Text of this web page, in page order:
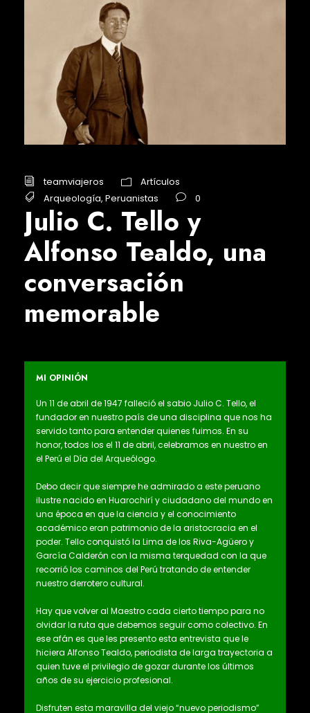
teamviajeros
Artículos
Arqueología, Peruanistas 0
Julio C. Tello y
Alfonso Tealdo, una
conversación
memorable
MI OPINIÓN
Un 11 de abril de 1947 falleció el sabio Julio C. Tello, el
fundador en nuestro país de una disciplina que nos ha
servido tanto para entender quienes fuimos. En su
honor, todos los el 11 de abril, celebramos en nuestro en
el Perú el Día del Arqueólogo.
Debo decir que siempre he admirado a este peruano
ilustre nacido en Huarochirí y ciudadano del mundo en
una época en que la ciencia y el conocimiento
académico eran patrimonio de la aristocracia en el
poder. Tello conquistó la Lima de los Riva-Agüero y
García Calderón con la misma terquedad con la que
recorrió los caminos del Perú tratando de entender
nuestro derrotero cultural.
Hay que volver al Maestro cada cierto tiempo para no
olvidar la ruta que debemos seguir como colectivo. En
ese afán es que les presento esta entrevista que le
hiciera Alfonso Tealdo, periodista de larga trayectoria a
quien tuve el privilegio de gozar durante los últimos
años de su ejercicio profesional.
Disfruten esta maravilla del viejo “nuevo periodismo”